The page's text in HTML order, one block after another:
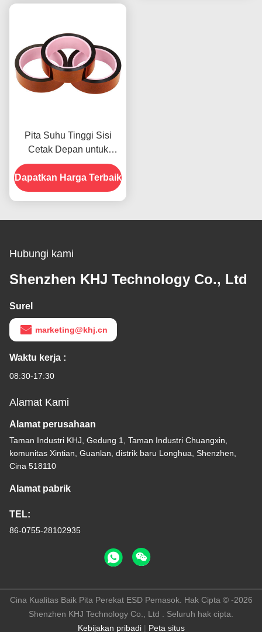
Pita Suhu Tinggi Sisi
Cetak Depan untuk
Produk Dalam Stok
Dapatkan Harga Terbaik
Hubungi kami
Shenzhen KHJ Technology Co., Ltd
Surel
marketing@khj.cn
Waktu kerja :
08:30-17:30
Alamat Kami
Alamat perusahaan
Taman Industri KHJ, Gedung 1, Taman Industri Chuangxin,
komunitas Xintian, Guanlan, distrik baru Longhua, Shenzhen,
Cina 518110
Alamat pabrik
TEL:
86-0755-28102935
Kebijakan pribadi| Peta situs
Cina Kualitas Baik Pita Perekat ESD Pemasok. Hak Cipta © -2026
Shenzhen KHJ Technology Co., Ltd . Seluruh hak cipta.